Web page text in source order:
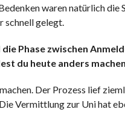
waren natürlich
schnell gelegt.
Phase zwischen
du heute anders
Der Prozess lief
Vermittlung zur Uni hat